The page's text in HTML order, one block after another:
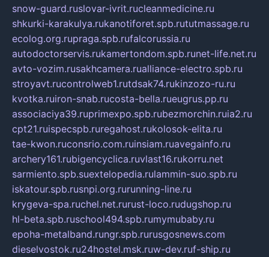
snow-guard.ruslovar-ivrit.rucleanmedicine.ru
shkurki-karakulya.rukanotiforet.spb.rututmassage.ru
ecolog.org.rupraga.spb.rufalcorussia.ru
autodoctorservis.rukamertondom.spb.runet-life.net.ru
avto-vozim.rusakhcamera.rualliance-electro.spb.ru
stroyavt.rucontrolweb1.rutdsak74.rukinzozo-ru.ru
kvotka.ruiron-snab.rucosta-bella.rueugrus.pp.ru
associaciya39.ruprimexpo.spb.rubezmorchin.ruia2.ru
cpt21.ruispecspb.ruregahost.rukolosok-elita.ru
tae-kwon.ruconsrio.com.ruinsiam.ruavegainfo.ru
archery161.rubigencyclica.ruvlast16.rukorru.net
sarmiento.spb.suextelopedia.rulammin-suo.spb.ru
iskatour.spb.rusnpi.org.rurunning-line.ru
krygeva-spa.ruchel.net.rurust-loco.rudugshop.ru
hl-beta.spb.ruschool494.spb.rumymubaby.ru
epoha-metalband.rungr.spb.rurusgosnews.com
dieselvostok.ru24hostel.msk.ruw-dev.ruf-ship.ru